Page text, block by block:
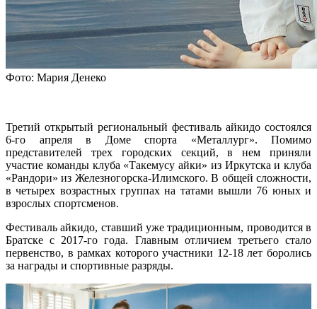
Фото: Мария Денеко
Третий открытый региональный фестиваль айкидо состоялся
6-го апреля в Доме спорта «Металлург». Помимо
представителей трех городских секций, в нем приняли
участие команды клуба «Такемусу айки» из Иркутска и клуба
«Рандори» из Железногорска-Илимского. В общей сложности,
в четырех возрастных группах на татами вышли 76 юных и
взрослых спортсменов.
Фестиваль айкидо, ставший уже традиционным, проводится в
Братске с 2017-го года. Главным отличием третьего стало
первенство, в рамках которого участники 12-18 лет боролись
за награды и спортивные разряды.